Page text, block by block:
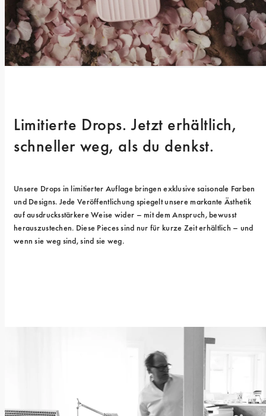
Limitierte Drops. Jetzt erhältlich,
schneller weg, als du denkst.
Unsere Drops in limitierter Auflage bringen exklusive saisonale Farben
und Designs. Jede Veröffentlichung spiegelt unsere markante Ästhetik
auf ausdrucksstärkere Weise wider – mit dem Anspruch, bewusst
herauszustechen. Diese Pieces sind nur für kurze Zeit erhältlich – und
wenn sie weg sind, sind sie weg.